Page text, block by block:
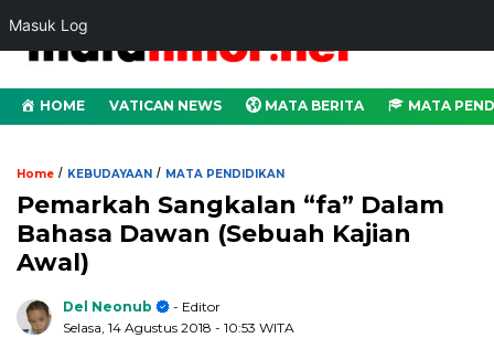
Masuk Log
HOME VATICAN NEWS MATA BERITA MATA
Home / KEBUDAYAAN / MATA PENDIDIKAN
Pemarkah Sangkalan “fa” Dalam
Bahasa Dawan (Sebuah Kajian
Awal)
Del Neonub
- Editor
Selasa, 14 Agustus 2018 - 10:53 WITA